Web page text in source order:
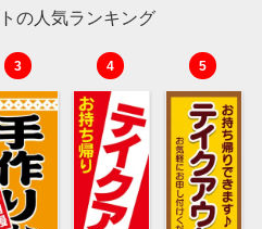
の人気ランキング
3 4 5